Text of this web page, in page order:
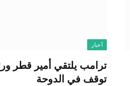
أخبار
ترامب يلتقي أمير قطر
توقف في الدوحة